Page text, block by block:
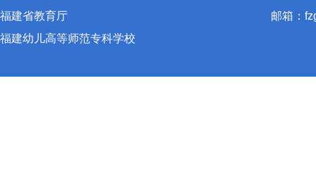
福建省教育厅
福建幼儿高等师范专科学校
邮箱：